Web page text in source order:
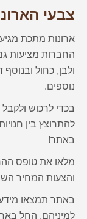
צבעי
ארונות מתכת
החברות מציעות
ולבן, כחול
נוספים.
בכדי לרכוש
להתרוצץ בין
באתר!
מלאו את טופס
והצעות המחיר
באתר תמצאו מידע
למיניהם, החל